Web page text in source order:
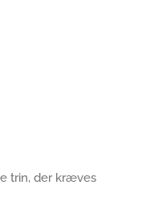
trin, der kræves